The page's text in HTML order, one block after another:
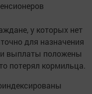
у которых нет
для назначения
выплаты положены
потерял кормильца.